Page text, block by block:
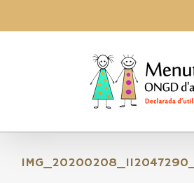
content